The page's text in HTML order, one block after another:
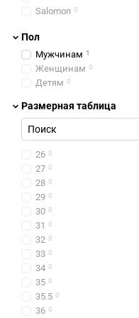
Salomon 0
Teva
Zamberlan 0
Пол
Мужчинам 1
Женщинам 0
Детям 0
Размерная таблица
26 0
27 0
28 0
29 0
30 0
31 0
32 0
33 0
34 0
35 0
35.5 0
36 0